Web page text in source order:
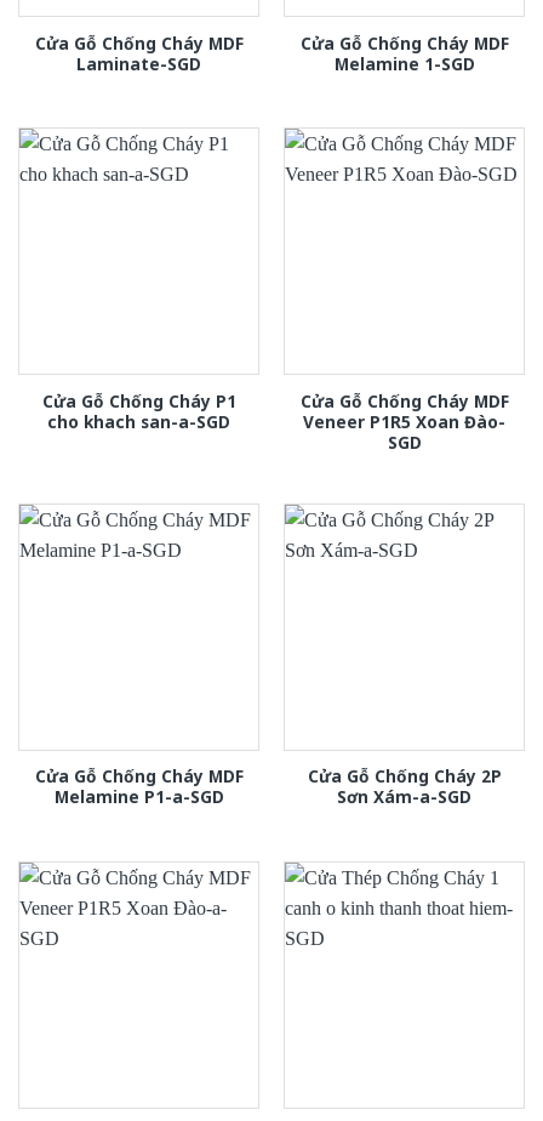
Cửa Gỗ Chống Cháy MDF
Laminate-SGD
Cửa Gỗ Chống Cháy MDF
Melamine 1-SGD
Cửa Gỗ Chống Cháy P1
cho khach san-a-SGD
Cửa Gỗ Chống Cháy MDF
Veneer P1R5 Xoan Đào-
SGD
Cửa Gỗ Chống Cháy MDF
Melamine P1-a-SGD
Cửa Gỗ Chống Cháy 2P
Sơn Xám-a-SGD